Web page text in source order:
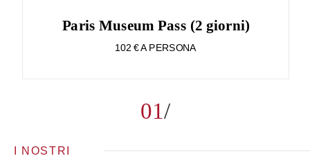
01
Paris Museum Pass (2 giorni)
102 € A PERSONA
I NOSTRI